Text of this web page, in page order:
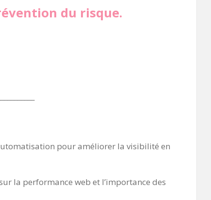
du risque.
pour améliorer la visibilité en
la performance web et l’importance des